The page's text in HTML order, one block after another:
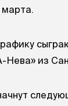
марта.
Нева» из